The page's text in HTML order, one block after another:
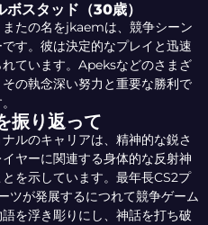
スタッド（30歳）
たの名をjkaemは、競争シーン
す。彼は決定的なプレイと迅速
ています。Apeksなどのさまざ
の執念深い努力と重要な勝利で
振り返って
ルのキャリアは、精神的な鋭さ
ヤーに関連する身体的な反射神
を示しています。最年長CS2プ
ツが発展するにつれて競争ゲーム
を浮き彫りにし、神話を打ち破